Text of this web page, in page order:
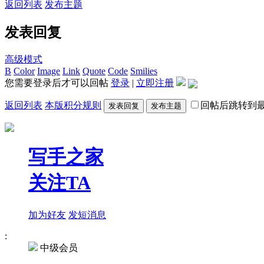
返回列表 发布主题
发表回复
高级模式
B Color Image Link Quote Code Smilies
您需要登录后才可以回帖 登录 | 立即注册
返回列表 本版积分规则 发表回复 发布主题 回帖后跳转到
写手之家
关注TA
加为好友 发短消息
:
中级会员